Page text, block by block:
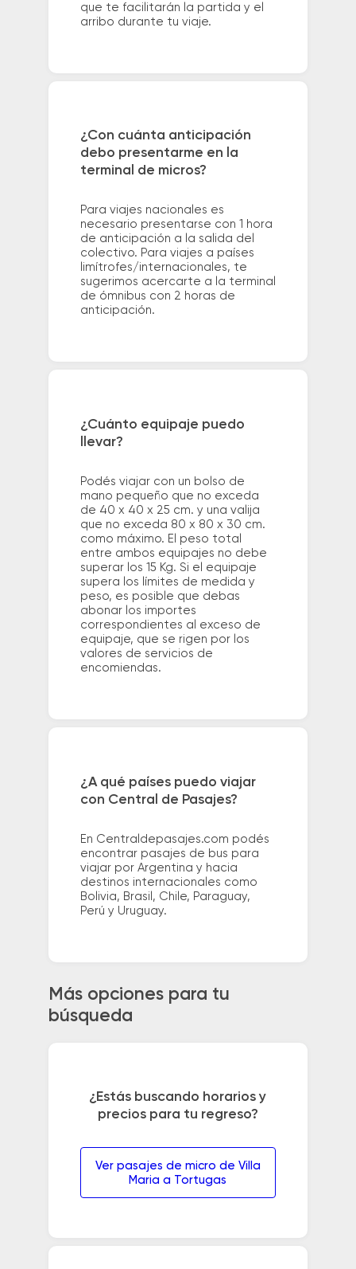
que te facilitarán la partida y el
arribo durante tu viaje.
¿Con cuánta anticipación
debo presentarme en la
terminal de micros?
Para viajes nacionales es
necesario presentarse con 1 hora
de anticipación a la salida del
colectivo. Para viajes a países
limítrofes/internacionales, te
sugerimos acercarte a la terminal
de ómnibus con 2 horas de
anticipación.
¿Cuánto equipaje puedo
llevar?
Podés viajar con un bolso de
mano pequeño que no exceda
de 40 x 40 x 25 cm. y una valija
que no exceda 80 x 80 x 30 cm.
como máximo. El peso total
entre ambos equipajes no debe
superar los 15 Kg. Si el equipaje
supera los límites de medida y
peso, es posible que debas
abonar los importes
correspondientes al exceso de
equipaje, que se rigen por los
valores de servicios de
encomiendas.
¿A qué países puedo viajar
con Central de Pasajes?
En Centraldepasajes.com podés
encontrar pasajes de bus para
viajar por Argentina y hacia
destinos internacionales como
Bolivia, Brasil, Chile, Paraguay,
Perú y Uruguay.
Más opciones para tu
búsqueda
¿Estás buscando horarios y
precios para tu regreso?
Ver pasajes de micro de Villa
Maria a Tortugas